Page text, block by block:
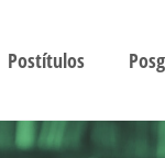
Postítulos